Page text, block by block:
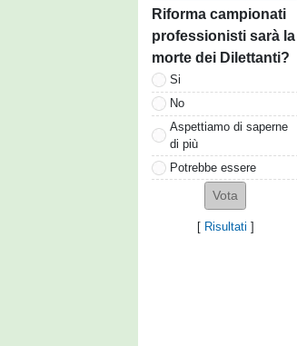
Riforma campionati
professionisti sarà la
morte dei Dilettanti?
Si
No
Aspettiamo di saperne
di più
Potrebbe essere
[ Risultati ]